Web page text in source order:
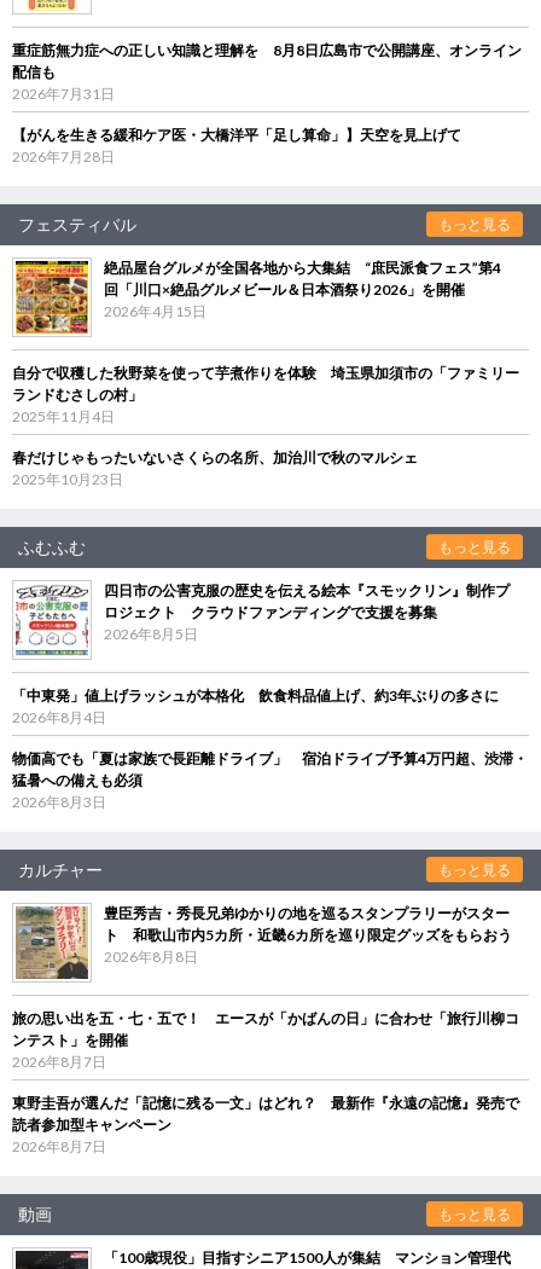
重症筋無力症への正しい知識と理解を 8月8日広島市で公開講座、オンライン
配信も
2026年7月31日
【がんを生きる緩和ケア医・大橋洋平「足し算命」】天空を見上げて
2026年7月28日
フェスティバル もっと見る
絶品屋台グルメが全国各地から大集結 “庶民派食フェス”第4
回「川口×絶品グルメビール＆日本酒祭り2026」を開催
2026年4月15日
自分で収穫した秋野菜を使って芋煮作りを体験 埼玉県加須市の「ファミリー
ランドむさしの村」
2025年11月4日
春だけじゃもったいないさくらの名所、加治川で秋のマルシェ
2025年10月23日
ふむふむ もっと見る
四日市の公害克服の歴史を伝える絵本『スモックリン』制作プ
ロジェクト クラウドファンディングで支援を募集
2026年8月5日
「中東発」値上げラッシュが本格化 飲食料品値上げ、約3年ぶりの多さに
2026年8月4日
物価高でも「夏は家族で長距離ドライブ」 宿泊ドライブ予算4万円超、渋滞・
猛暑への備えも必須
2026年8月3日
カルチャー もっと見る
豊臣秀吉・秀長兄弟ゆかりの地を巡るスタンプラリーがスター
ト 和歌山市内5カ所・近畿6カ所を巡り限定グッズをもらおう
2026年8月8日
旅の思い出を五・七・五で！ エースが「かばんの日」に合わせ「旅行川柳コ
ンテスト」を開催
2026年8月7日
東野圭吾が選んだ「記憶に残る一文」はどれ？ 最新作『永遠の記憶』発売で
読者参加型キャンペーン
2026年8月7日
動画 もっと見る
「100歳現役」目指すシニア1500人が集結 マンション管理代